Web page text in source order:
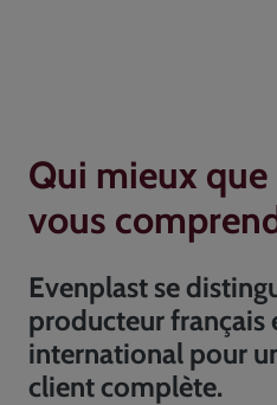
Qui mieux
vous
Evenplast se
producteur français
international pour
client complète.